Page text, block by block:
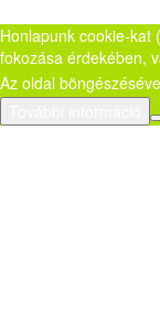
Honlapunk cookie-kat
fokozása érdekében,
Az oldal